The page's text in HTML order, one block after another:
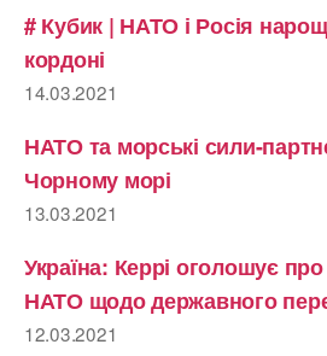
# Кубик | НАТО і Росія
кордоні
14.03.2021
НАТО та морські сили-
Чорному морі
13.03.2021
Україна: Керрі оголошує
НАТО щодо державного
12.03.2021